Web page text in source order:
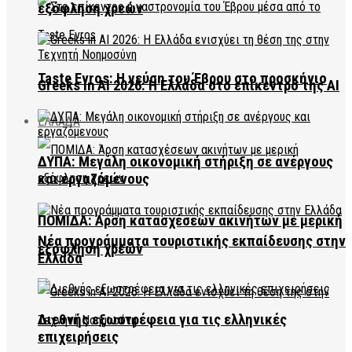
Taste Evros: Η γεύση του Έβρου στο προσκήνιο
ΕΛΛΑΔΑ
ΠΟΜΙΔΑ: Άρση κατασχέσεων ακινήτων με μερική
εξόφληση χρεών
εξόφληση χρεών
Greeks in AI 2026: Η Ελλάδα στο επίκεντρο της AI
ΔΥΠΑ: Μεγάλη οικονομική στήριξη σε ανέργους
και εργαζόμενους
Νέα προγράμματα τουριστικής εκπαίδευσης στην
Ελλάδα
Διεθνής εξωστρέφεια για τις ελληνικές
επιχειρήσεις